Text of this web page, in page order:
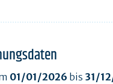
01/01/2026 bis 31/